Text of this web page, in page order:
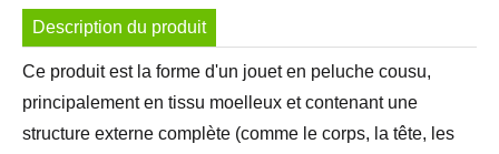
Description du produit
Ce produit est la forme d'un jouet en peluche cousu,
principalement en tissu moelleux et contenant une
structure externe complète (comme le corps, la tête, les